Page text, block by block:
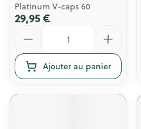
Platinum V-caps 60
29,95 €
Ajouter au panier